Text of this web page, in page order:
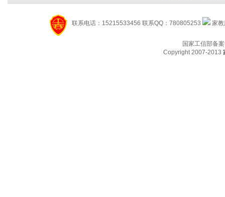
联系电话：15215533456 联系QQ：780805253 家
国家工信部备
Copyright 2007-2013